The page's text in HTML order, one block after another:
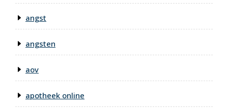
angst
angsten
aov
apotheek online